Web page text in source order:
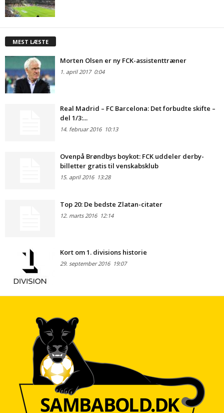
MEST LÆSTE
Morten Olsen er ny FCK-assistenttræner
1. april 20170:04
Real Madrid – FC Barcelona: Det forbudte skifte –
del 1/3:...
14. februar 201610:13
Ovenpå Brøndbys boykot: FCK uddeler derby-
billetter gratis til venskabsklub
15. april 201613:28
Top 20: De bedste Zlatan-citater
12. marts 201612:14
Kort om 1. divisions historie
29. september 201619:07